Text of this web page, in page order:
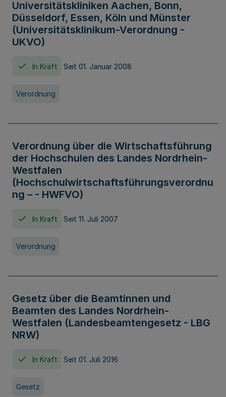
Universitätskliniken Aachen, Bonn,
Düsseldorf, Essen, Köln und Münster
(Universitätsklinikum-Verordnung -
UKVO)
In Kraft Seit 01. Januar 2008
Verordnung
Verordnung über die Wirtschaftsführung
der Hochschulen des Landes Nordrhein-
Westfalen
(Hochschulwirtschaftsführungsverordnu
ng – - HWFVO)
In Kraft Seit 11. Juli 2007
Verordnung
Gesetz über die Beamtinnen und
Beamten des Landes Nordrhein-
Westfalen (Landesbeamtengesetz - LBG
NRW)
In Kraft Seit 01. Juli 2016
Gesetz